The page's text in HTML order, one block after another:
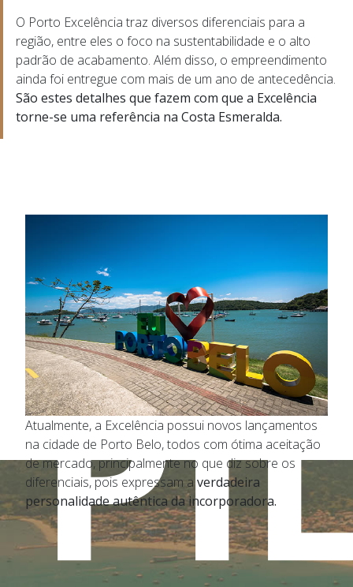
O Porto Excelência traz diversos diferenciais para a
região, entre eles o foco na sustentabilidade e o alto
padrão de acabamento. Além disso, o empreendimento
ainda foi entregue com mais de um ano de antecedência.
São estes detalhes que fazem com que a Excelência
torne-se uma referência na Costa Esmeralda.
Atualmente, a Excelência possui novos lançamentos
na cidade de Porto Belo, todos com ótima aceitação
de mercado, principalmente no que diz sobre os
diferenciais, pois expressam a verdadeira
personalidade autêntica da incorporadora.
OS